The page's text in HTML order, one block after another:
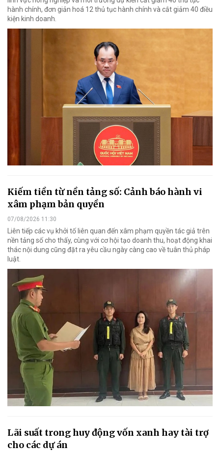
hành chính, đơn giản hoá 12 thủ tục hành chính và cắt giảm 40 điều
kiện kinh doanh.
Kiếm tiền từ nền tảng số: Cảnh báo hành vi
xâm phạm bản quyền
07/08/2026 11:30
Liên tiếp các vụ khởi tố liên quan đến xâm phạm quyền tác giả trên
nền tảng số cho thấy, cùng với cơ hội tạo doanh thu, hoạt động khai
thác nội dung cũng đặt ra yêu cầu ngày càng cao về tuân thủ pháp
luật.
Lãi suất trong huy động vốn xanh hay tài trợ
cho các dự án